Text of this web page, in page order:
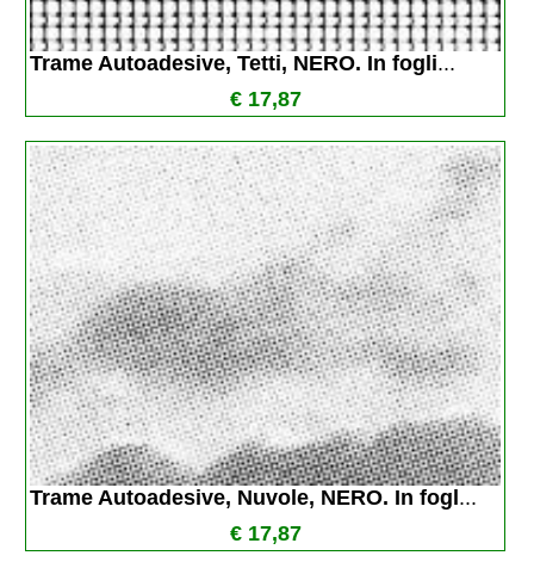
Trame Autoadesive, Tetti, NERO. In fogli...
€ 17,87
Trame Autoadesive, Nuvole, NERO. In fogl ...
€ 17,87